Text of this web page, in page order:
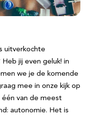
uitverkochte
jij even geluk! in
we je de komende
mee in onze kijk op
één van de meest
autonomie. Het is